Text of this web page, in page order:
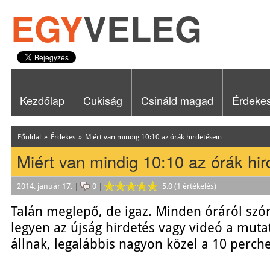
EGYVELEG
Kezdőlap Cukiság Csináld magad
Főoldal » Érdekes » Miért van mindig 10:10 az órák hirdetésein
Miért van mindig 10:10 az órák
2014. január 17. 0 5.0 (1 értékelés)
Talán meglepő, de igaz. Minden óráról
legyen az újság hirdetés vagy videó a
állnak, legalábbis nagyon közel a 10